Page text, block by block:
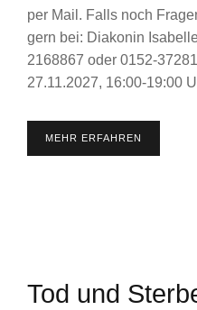
per Mail. Falls noch
gern bei: Diakonin
2168867 oder 0152-
27.11.2027, 16:00-19:00
MEHR ERFAHREN
Tod und